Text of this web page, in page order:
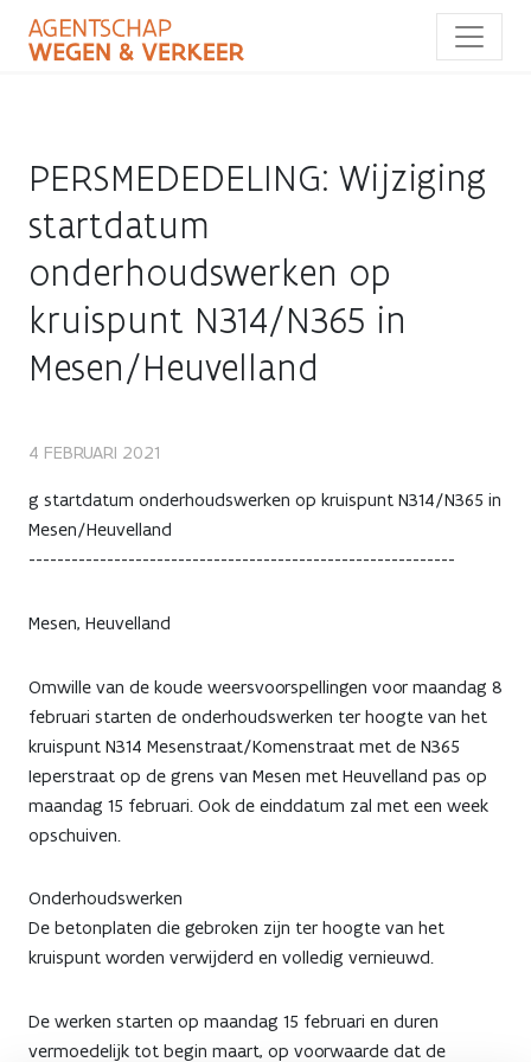
naar
PERSMEDEDELING: Wijziging
startdatum
onderhoudswerken op
kruispunt N314/N365 in
Mesen/Heuvelland
PERSMEDEDELING:
Wijziging
startdatum
onderhoudswerken op
N314/N365
in
Mesen/Heuvelland
4 FEBRUARI 2021
g startdatum onderhoudswerken op kruispunt N314/N365 in
Mesen/Heuvelland
------------------------------------------------------------
Mesen, Heuvelland
Omwille van de koude weersvoorspellingen voor maandag 8
februari starten de onderhoudswerken ter hoogte van het
kruispunt N314 Mesenstraat/Komenstraat met de N365
Ieperstraat op de grens van Mesen met Heuvelland pas op
maandag 15 februari. Ook de einddatum zal met een week
opschuiven.
Onderhoudswerken
De betonplaten die gebroken zijn ter hoogte van het
kruispunt worden verwijderd en volledig vernieuwd.
De werken starten op maandag 15 februari en duren
vermoedelijk tot begin maart, op voorwaarde dat de